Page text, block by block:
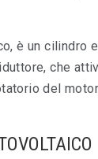
è un cilindro
che
del